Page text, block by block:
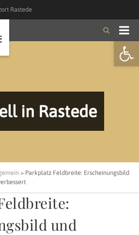
Rastede
in Rastede
> Parkplatz Feldbreite: Erscheinungsbild
und